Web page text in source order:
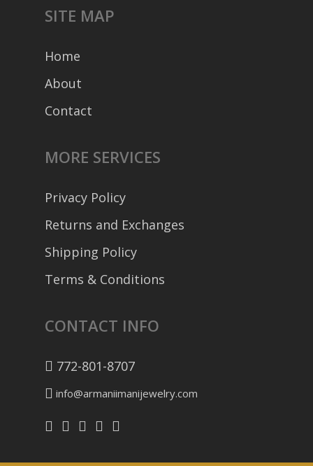
SITE MAP
Home
About
Contact
MORE SERVICES
Privacy Policy
Returns and Exchanges
Shipping Policy
Terms & Conditions
CONTACT INFO
772-801-8707
info@armaniimanijewelry.com